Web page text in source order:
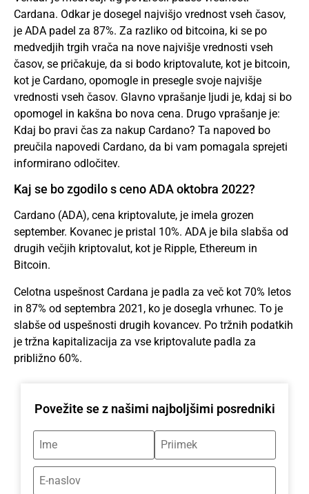
Cardana. Odkar je dosegel najvišjo vrednost vseh časov,
je ADA padel za 87%. Za razliko od bitcoina, ki se po
medvedjih trgih vrača na nove najvišje vrednosti vseh
časov, se pričakuje, da si bodo kriptovalute, kot je bitcoin,
kot je Cardano, opomogle in presegle svoje najvišje
vrednosti vseh časov. Glavno vprašanje ljudi je, kdaj si bo
opomogel in kakšna bo nova cena. Drugo vprašanje je:
Kdaj bo pravi čas za nakup Cardano? Ta napoved bo
preučila napovedi Cardano, da bi vam pomagala sprejeti
informirano odločitev.
Kaj se bo zgodilo s ceno ADA oktobra 2022?
Cardano (ADA), cena kriptovalute, je imela grozen
september. Kovanec je pristal 10%. ADA je bila slabša od
drugih večjih kriptovalut, kot je Ripple, Ethereum in
Bitcoin.
Celotna uspešnost Cardana je padla za več kot 70% letos
in 87% od septembra 2021, ko je dosegla vrhunec. To je
slabše od uspešnosti drugih kovancev. Po tržnih podatkih
je tržna kapitalizacija za vse kriptovalute padla za
približno 60%.
Povežite se z našimi najboljšimi posredniki